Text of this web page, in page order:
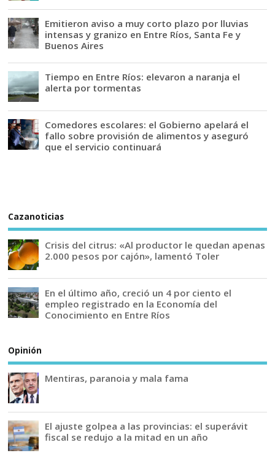
Emitieron aviso a muy corto plazo por lluvias
intensas y granizo en Entre Ríos, Santa Fe y
Buenos Aires
Tiempo en Entre Ríos: elevaron a naranja el
alerta por tormentas
Comedores escolares: el Gobierno apelará el
fallo sobre provisión de alimentos y aseguró
que el servicio continuará
Cazanoticias
Crisis del citrus: «Al productor le quedan apenas
2.000 pesos por cajón», lamentó Toler
En el último año, creció un 4 por ciento el
empleo registrado en la Economía del
Conocimiento en Entre Ríos
Opinión
Mentiras, paranoia y mala fama
El ajuste golpea a las provincias: el superávit
fiscal se redujo a la mitad en un año